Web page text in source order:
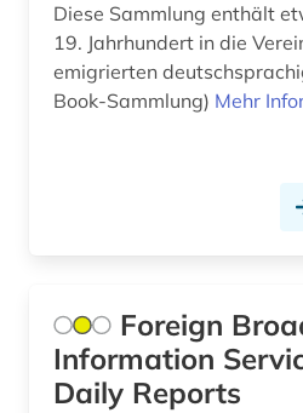
erster weltkrieg (4)
euthanasie (1)
Diese Sammlung enthält
19. Jahrhundert in die
emigrierten
Book-Sammlung) Mehr
Foreign
Information
Daily Reports